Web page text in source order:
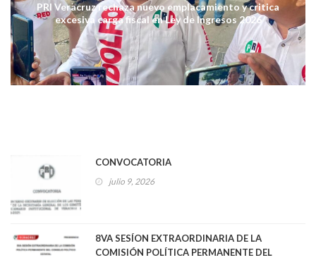
PRI Veracruz rechaza nuevo emplacamiento y critica
excesiva carga fiscal en Ley de Ingresos 2026
CONVOCATORIA
julio 9, 2026
8VA SESÍON EXTRAORDINARIA DE LA
COMISIÓN POLÍTICA PERMANENTE DEL